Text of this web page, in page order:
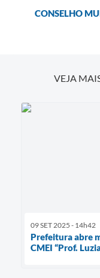
CONSELHO
VEJA
09 SET 2025 - 14h42
Prefeitura abre
CMEI “Prof.